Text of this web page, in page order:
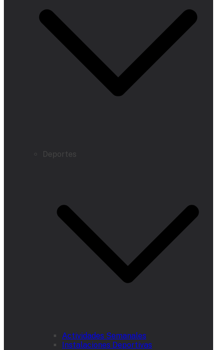
Deportes
Actividades Semanales
Instalaciones Deportivas